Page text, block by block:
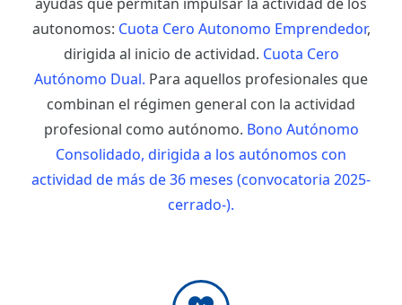
autonomos: Cuota Cero Autonomo Emprendedor,
dirigida al inicio de actividad. Cuota Cero
Autónomo Dual. Para aquellos profesionales que
combinan el régimen general con la actividad
profesional como autónomo. Bono Autónomo
Consolidado, dirigida a los autónomos con
actividad de más de 36 meses (convocatoria 2025-
cerrado-).